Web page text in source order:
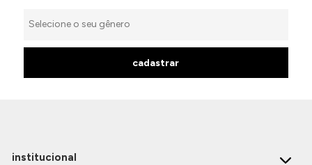
cadastrar
institucional